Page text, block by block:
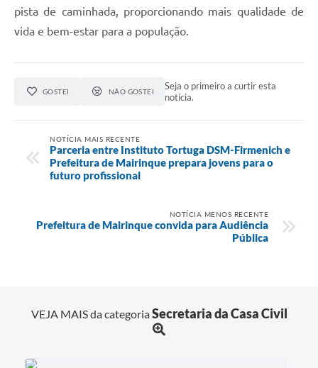
pista de caminhada, proporcionando mais qualidade de
vida e bem-estar para a população.
GOSTEI NÃO GOSTEI
Seja o primeiro a curtir esta
notícia.
NOTÍCIA MAIS RECENTE
Parceria entre Instituto Tortuga DSM-Firmenich e
Prefeitura de Mairinque prepara jovens para o
futuro profissional
NOTÍCIA MENOS RECENTE
Prefeitura de Mairinque convida para Audiência
Pública
VEJA MAIS da categoriaSecretaria da Casa Civil